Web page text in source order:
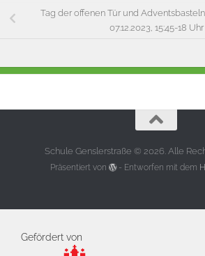
Tag der offenen Tür und
07.12.2023, 15:45-18 Uhr
Schule Genslerstraße © 2026. Alle
Präsentiert von - Entworfen mit dem
Gefördert von